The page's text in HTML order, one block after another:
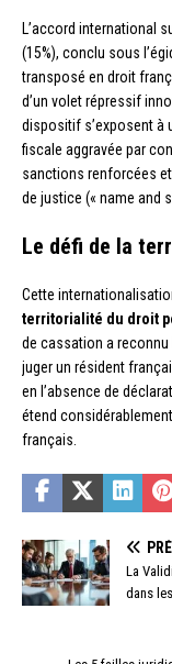
L’accord international
(15%), conclu sous
transposé en droit
d’un volet répressif
dispositif s’exposent à
fiscale aggravée par
sanctions renforcées
de justice (« name and
Le défi de la
Cette
territorialité du droit
de cassation a
juger un résident
en l’absence de
étend
français.
La
dans